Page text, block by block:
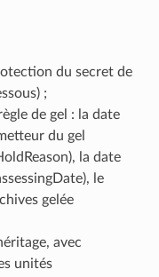
du secret de
;
de gel : la date
du gel
la date
le
gelée
avec
unités